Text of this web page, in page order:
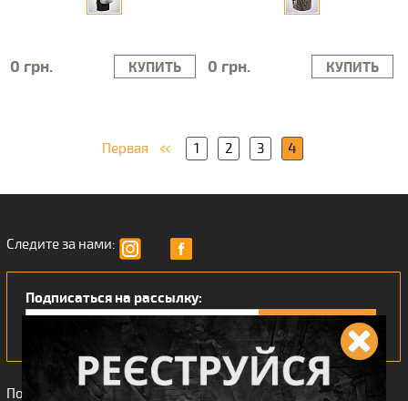
0 грн. КУПИТЬ 0 грн. КУПИТЬ
Первая 1 2 3 4
Следите за нами:
Подписаться на рассылку:
Понравился наш интернет магазин?